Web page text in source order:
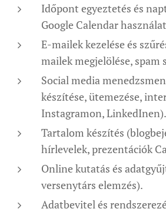
Időpont egyeztetés és
Google Calendar
E-mailek kezelése és
mailek megjelölése, spam
Social media
készítése, ütemezése,
Instagramon, LinkedInen).
Tartalom készítés
hírlevelek, prezentációk
Online kutatás és
versenytárs elemzés).
Adatbevitel és